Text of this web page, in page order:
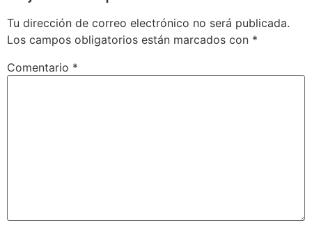
Tu dirección de correo electrónico no será publicada.
Los campos obligatorios están marcados con *
Comentario *